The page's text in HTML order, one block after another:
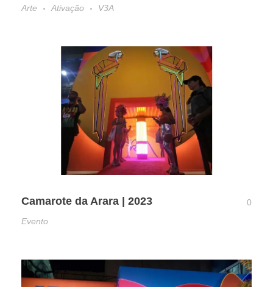
Arte
Ativação V3A
Camarote da Arara | 2023
0
Evento